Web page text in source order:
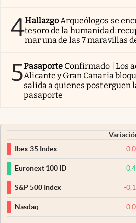
4Hallazgo Arqueólogos se
tesoro de la humanidad:
mar una de las 7 maravillas
5Pasaporte Confirmado | Los
Alicante y Gran Canaria
salida a quienes posterguen
pasaporte
Ibex 35 Index
-
Euronext 100 ID
S&P 500 Index -
Nasdaq -